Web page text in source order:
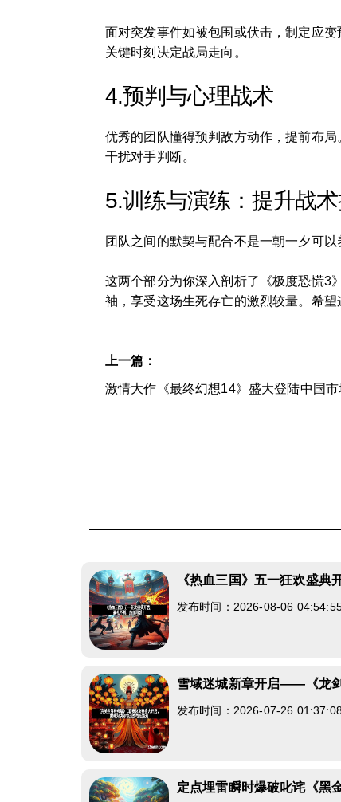
面对突发事件如被包围或伏击，制定应
关键时刻决定战局走向。
4.预判与心理战术
优秀的团队懂得预判敌方动作，提前布
干扰对手判断。
5.训练与演练：提升战
团队之间的默契与配合不是一朝一夕可
这两个部分为你深入剖析了《极度恐慌3
袖，享受这场生死存亡的激烈较量。希
上一篇：
激情大作《最终幻想14》盛大登陆中国
《热血三国》五一狂欢盛典
发布时间：2026-08-06
雪域迷城新章开启——《龙
发布时间：2026-07-26
定点埋雷瞬时爆破叱诧《黑